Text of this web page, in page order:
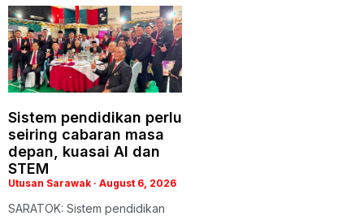
Sistem pendidikan perlu
seiring cabaran masa
depan, kuasai AI dan
STEM
Utusan Sarawak August 6, 2026
SARATOK: Sistem pendidikan